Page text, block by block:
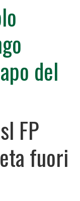
del
FP
fuori